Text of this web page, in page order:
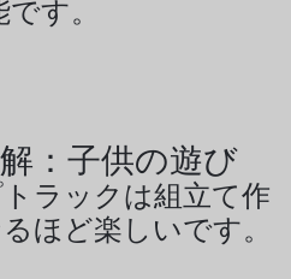
す。
：子供の遊び
ラックは組立て作
ほど楽しいです。